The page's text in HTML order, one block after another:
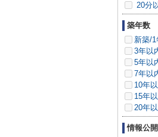
20分
築年数
新築/
3年以
5年以
7年以
10年
15年
20年
情報公開